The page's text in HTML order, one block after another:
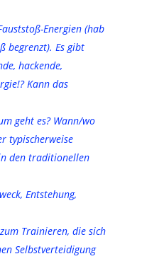
Energien (hab
begrenzt). Es gibt
hackende,
Kann das
geht es? Wann/wo
typischerweise
den traditionellen
Entstehung,
Trainieren, die sich
Selbstverteidigung